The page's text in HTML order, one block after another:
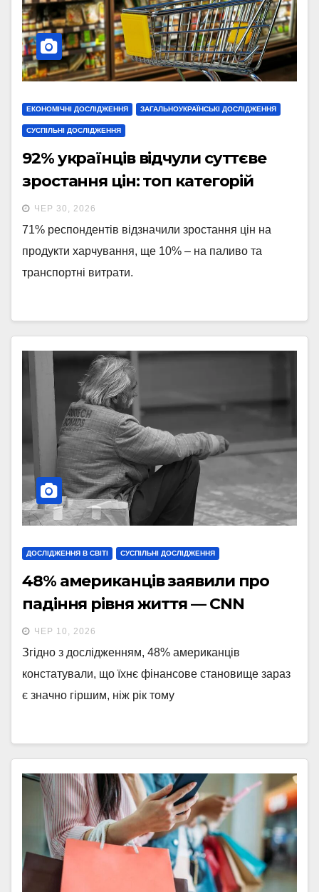
ЕКОНОМІЧНІ ДОСЛІДЖЕННЯ ЗАГАЛЬНОУКРАЇНСЬКІ ДОСЛІДЖЕННЯ
СУСПІЛЬНІ ДОСЛІДЖЕННЯ
92% українців відчули суттєве
зростання цін: топ категорій
ЧЕР 30, 2026
71% респондентів відзначили зростання цін на
продукти харчування, ще 10% – на паливо та
транспортні витрати.
ДОСЛІДЖЕННЯ В СВІТІ СУСПІЛЬНІ ДОСЛІДЖЕННЯ
48% американців заявили про
падіння рівня життя — CNN
ЧЕР 10, 2026
Згідно з дослідженням, 48% американців
констатували, що їхнє фінансове становище зараз
є значно гіршим, ніж рік тому